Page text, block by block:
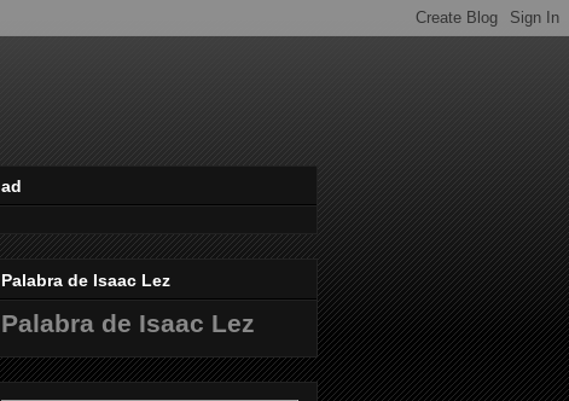
ad
Palabra de Isaac Lez
Palabra de Isaac Lez